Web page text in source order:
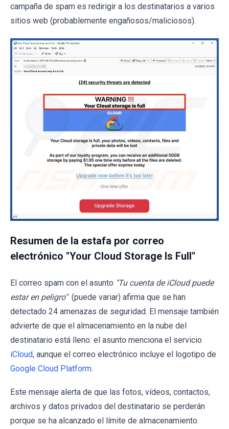
campaña de spam es redirigir a los destinatarios a varios
sitios web (probablemente engañosos/maliciosos).
Resumen de la estafa por correo
electrónico "Your Cloud Storage Is Full"
El correo spam con el asunto "Tu cuenta de iCloud puede
estar en peligro" (puede variar) afirma que se han
detectado 24 amenazas de seguridad. El mensaje también
advierte de que el almacenamiento en la nube del
destinatario está lleno: el asunto menciona el servicio
iCloud, aunque el correo electrónico incluye el logotipo de
Google Cloud Platform.
Este mensaje alerta de que las fotos, vídeos, contactos,
archivos y datos privados del destinatario se perderán
porque se ha alcanzado el límite de almacenamiento.